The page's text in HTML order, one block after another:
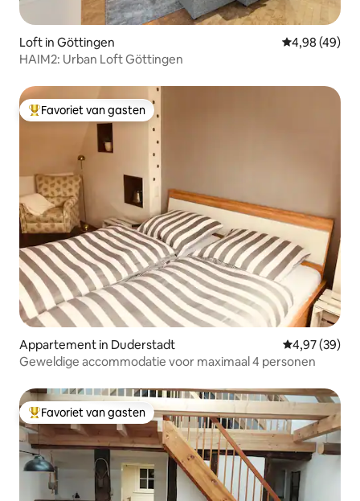
Loft in Göttingen Gemiddelde
4,98 (49)
HAIM2: Urban Loft Göttingen
Topfavoriet van gasten
Favoriet van gasten
Appartement in Duderstadt Gemiddelde
4,97 (39)
Geweldige accommodatie voor maximaal 4 personen
Topfavoriet van gasten
Favoriet van gasten